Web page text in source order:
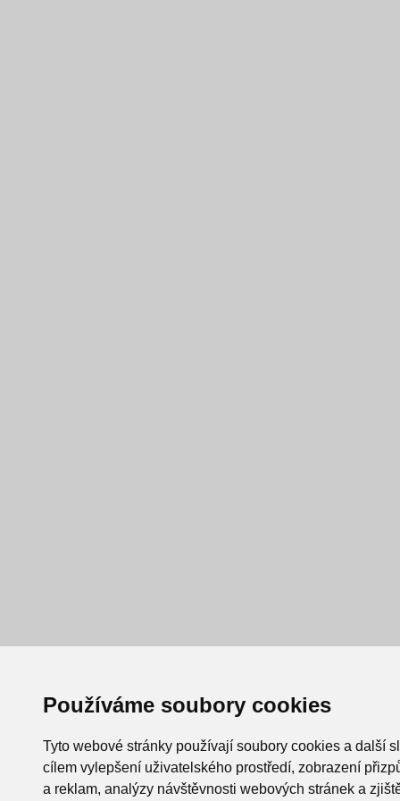
Používáme soubory cookies
Tyto webové stránky používají soubory cookies a další
cílem vylepšení uživatelského prostředí, zobrazení
a reklam, analýzy návštěvnosti webových stránek a